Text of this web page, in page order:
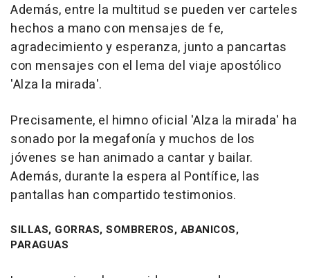
Además, entre la multitud se pueden ver carteles
hechos a mano con mensajes de fe,
agradecimiento y esperanza, junto a pancartas
con mensajes con el lema del viaje apostólico
'Alza la mirada'.
Precisamente, el himno oficial 'Alza la mirada' ha
sonado por la megafonía y muchos de los
jóvenes se han animado a cantar y bailar.
Además, durante la espera al Pontífice, las
pantallas han compartido testimonios.
SILLAS, GORRAS, SOMBREROS, ABANICOS,
PARAGUAS